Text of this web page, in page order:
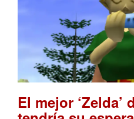
El mejor ‘Zelda’